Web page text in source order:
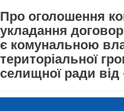
Про оголошення
укладання
є комунальною
територіальної
селищної ради від